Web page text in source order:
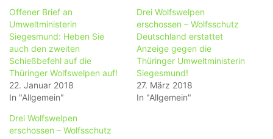
Offener Brief an
Umweltministerin
Siegesmund: Heben Sie
auch den zweiten
Schießbefehl auf die
Thüringer Wolfswelpen auf!
22. Januar 2018
In "Allgemein"
Drei Wolfswelpen
erschossen – Wolfsschutz
Deutschland erstattet
Anzeige gegen die
Thüringer Umweltministerin
Siegesmund!
27. März 2018
In "Allgemein"
Drei Wolfswelpen
erschossen – Wolfsschutz